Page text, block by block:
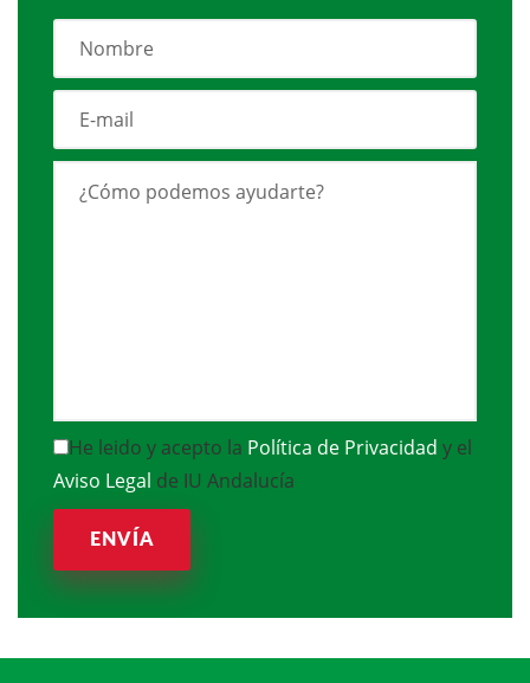
He leido y acepto la Política de Privacidad y el
Aviso Legal de IU Andalucía
ENVÍA